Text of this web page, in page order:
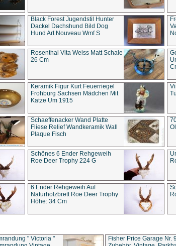
Black Forest Jugendstil Hunter
Dackel Dachshund Bild Dog
Hund Art Nouveau Wmf S
Rosenthal Vita Weiss Matt Schale
26 Cm
Keramik Figur Kurt Feuerriegel
Frohburg Sachsen Mädchen Mit
Katze Um 1915
Schaeffenacker Wand Platte
Fliese Relief Wandkeramik Wall
Plaque Fisch
Schönes 6 Ender Rehgeweih
Roe Deer Trophy 224 G
6 Ender Rehgeweih Auf
Naturholzbrett Roe Deer Trophy
Höhe: 34 Cm
" Victoria "
Fisher Price Garage Nr.